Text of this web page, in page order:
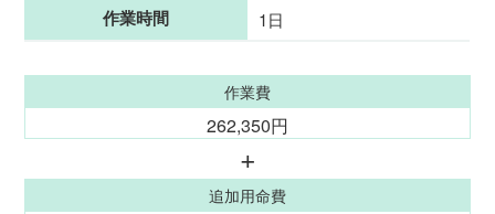
作業時間 1日
作業費
262,350円
+
追加用命費